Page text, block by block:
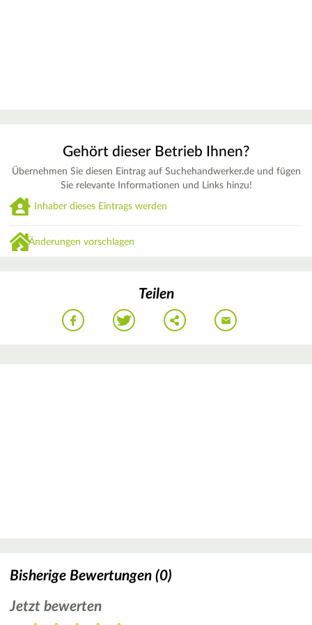
Gehört dieser Betrieb Ihnen?
Übernehmen Sie diesen Eintrag auf Suchehandwerker.de und fügen
Sie relevante Informationen und Links hinzu!
Inhaber dieses Eintrags werden
Änderungen vorschlagen
Teilen
Bisherige Bewertungen (0)
Jetzt bewerten